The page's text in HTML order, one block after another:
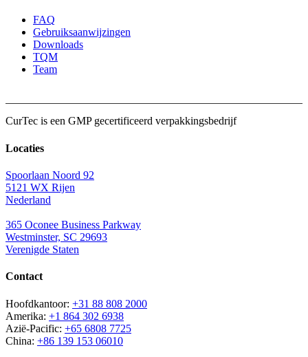
FAQ
Gebruiksaanwijzingen
Downloads
TQM
Team
CurTec is een GMPgecertificeerd verpakkingsbedrijf
Locaties
Spoorlaan Noord 92
5121 WX Rijen
Nederland
365 Oconee Business Parkway
Westminster, SC 29693
Verenigde Staten
Contact
Hoofdkantoor: +31 88 808 2000
Amerika: +1 864 302 6938
Azië-Pacific: +65 6808 7725
China: +86 139 153 06010